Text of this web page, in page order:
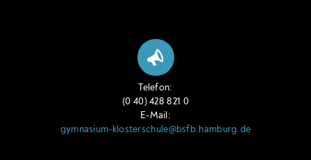
Telefon:
(0 40) 428 821 0
E-Mail:
gymnasium-klosterschule@bsfb.hamburg.de